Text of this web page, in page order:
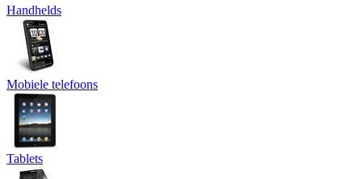
Handhelds
Mobiele telefoons
Tablets